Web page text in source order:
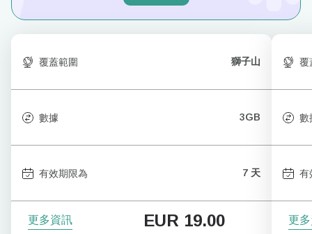
覆蓋範圍 獅子山
數據 3GB
有效期限為 7 天
更多資訊 EUR 19.00
覆
數
有
更